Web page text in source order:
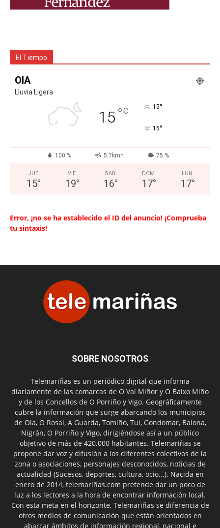
El Tiempo
OIA
Lluvia Ligera
15 °C 15°
15°
100 % 5.7kmh 75 %
JUE
15°
VIE
19°
SAB
16°
DOM
17°
LUN
17°
Error, ¡no se ha establecido el ID del anuncio! ¡Comprueba
tu sintaxis!
SOBRE NOSOTROS
Telemariñas es un periódico digital que informa
diariamente de las comarcas de O Val Miñor y O Baixo Miño
y de los Concellos de O Porriño y Vigo. Geográficamente
cubre la información que surge abarcando los municipios
de Oia, O Rosal, A Guarda, Tomiño, Tui, Gondomar, Baiona,
Nigrán, O Porriño y Vigo, dirigiéndose así a un público
objetivo de más de 420.000 habitantes. Telemariñas se
propone dar voz y difusión a los diferentes colectivos de la
zona o asociaciones, personajes desconocidos, noticias de
actualidad (Sucesos, deportes, cultura, ocio...). Nacida en
enero de 2014, telemariñas.com pretende dar un poco de
luz a los lectores a la hora de encontrar información local.
Con esta meta en el horizonte, Telemariñas se diferencia de
otros medios de comunicación que están orientados en
abarcar ámbitos de información regional, nacional e